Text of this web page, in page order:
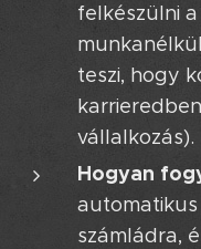
felkészülni
teszi, hogy
vállalkozás).
Hogyan
számládra,